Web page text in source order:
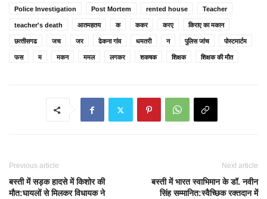
Police Investigation Post Mortem rented house Teacher
teacher's death आतमहतय क ककर करए किराए का मकान
छत्‍तीसगढ जच जर ढेकना गांव धमतरी न पुलिस जांच पोस्टमार्टम
फस म मकन ममल लगकर शकषक शिक्षक शिक्षक की मौत
Previous article
बस्ती में सड़क हादसे में किशोर की
मौत:घायलों से मिलकर विधायक ने
Next article
बस्ती में भारत स्वाभिमान के डॉ. नवीन
सिंह सम्मानित:स्वैच्छिक रक्तदान में